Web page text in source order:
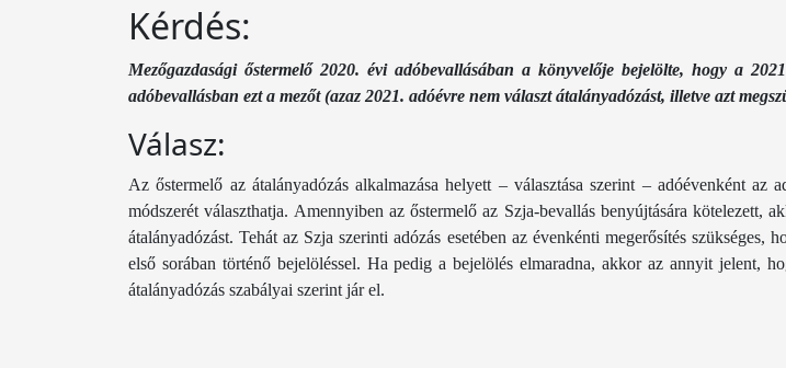
Kérdés:
Mezőgazdasági őstermelő 2020. évi adóbevallásában a könyvelője bejelölte, hogy a
adóbevallásban ezt a mezőt (azaz 2021. adóévre nem választ átalányadózást, illetve azt
Válasz:
Az őstermelő az átalányadózás alkalmazása helyett – választása szerint – adóévenként az
módszerét választhatja. Amennyiben az őstermelő az Szja-bevallás benyújtására
átalányadózást. Tehát az Szja szerinti adózás esetében az évenkénti megerősítés
első sorában történő bejelöléssel. Ha pedig a bejelölés elmaradna, akkor az annyit jelent,
átalányadózás szabályai szerint jár el.